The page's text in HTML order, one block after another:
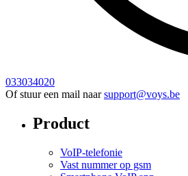
033034020
Of stuur een mail naar support@voys.be
Product
VoIP-telefonie
Vast nummer op gsm